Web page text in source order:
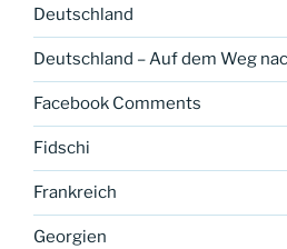
Deutschland
Deutschland – Auf dem Weg
Facebook Comments
Fidschi
Frankreich
Georgien